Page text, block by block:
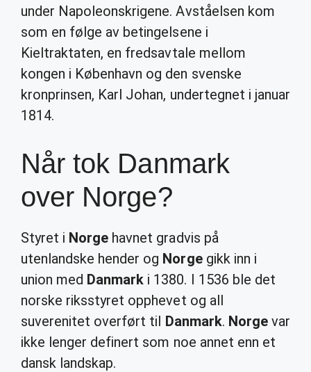
under Napoleonskrigene. Avståelsen kom
som en følge av betingelsene i
Kieltraktaten, en fredsavtale mellom
kongen i København og den svenske
kronprinsen, Karl Johan, undertegnet i januar
1814.
Når tok Danmark
over Norge?
Styret i Norge havnet gradvis på
utenlandske hender og Norgegikk inn i
union med Danmark i 1380. I 1536 ble det
norske riksstyret opphevet og all
suverenitet overført til Danmark. Norgevar
ikke lenger definert som noe annet enn et
dansk landskap.